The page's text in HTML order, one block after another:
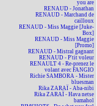
you are
RENAUD - Jonathan
RENAUD - Marchand de
cailloux
RENAUD - Miss Maggie [Juke-
Box]
RENAUD - Miss Maggie
[Promo]
RENAUD - Mistral gagnant
RENAUD - P'tit voleur
RENAULT 4 - Re-prenez le
volant avec FANGIO
Richie SAMBORA - Mister
bluesman
Rika ZARAÏ - Aba-nibi
Rika ZARAÏ - Hava netse
bamahol